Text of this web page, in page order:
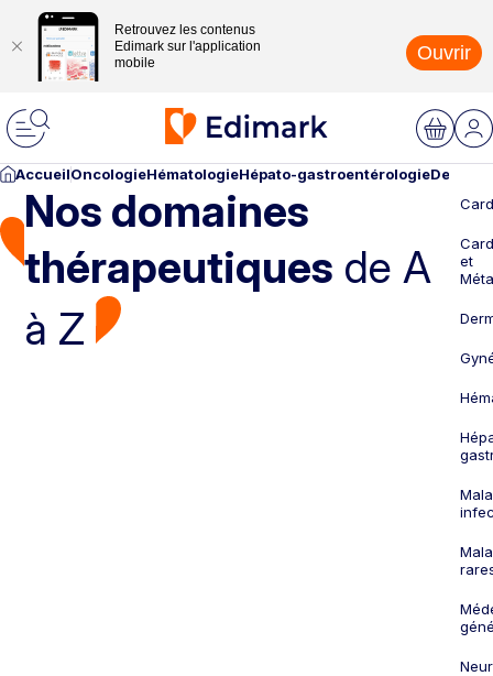
Retrouvez les contenus
Edimark sur l'application
mobile
Ouvrir
AccueilOncologieHématologieHépato-gastroentérologie
Nos domaines
thérapeutiques de A
à Z
et